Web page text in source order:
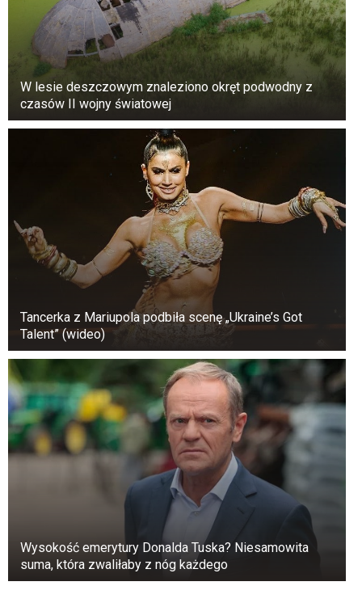
W lesie deszczowym znaleziono okręt podwodny z
czasów II wojny światowej
Tancerka z Mariupola podbiła scenę „Ukraine’s Got
Talent” (wideo)
Wysokość emerytury Donalda Tuska? Niesamowita
suma, która zwaliłaby z nóg każdego